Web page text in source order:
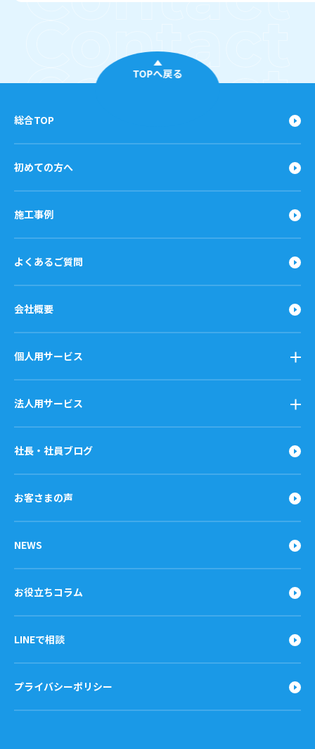
TOPへ戻る
総合TOP
初めての方へ
施工事例
よくあるご質問
会社概要
個人用サービス
法人用サービス
社長・社員ブログ
お客さまの声
NEWS
お役立ちコラム
LINEで相談
プライバシーポリシー